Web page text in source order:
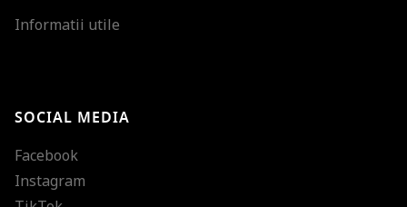
Informatii utile
SOCIAL MEDIA
Facebook
Instagram